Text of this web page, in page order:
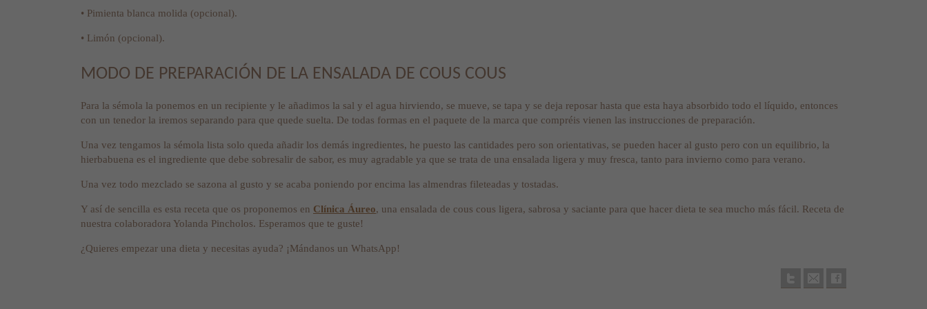
• Pimienta blanca molida (opcional).
• Limón (opcional).
MODO DE PREPARACIÓN DE LA ENSALADA DE COUS COUS
Para la sémola la ponemos en un recipiente y le añadimos la sal y el agua hirviendo, se mueve, se tapa y se deja reposar hasta que esta haya absorbido todo el líquido, entonces
con un tenedor la iremos separando para que quede suelta. De todas formas en el paquete de la marca que compréis vienen las instrucciones de preparación.
Una vez tengamos la sémola lista solo queda añadir los demás ingredientes, he puesto las cantidades pero son orientativas, se pueden hacer al gusto pero con un equilibrio, la
hierbabuena es el ingrediente que debe sobresalir de sabor, es muy agradable ya que se trata de una ensalada ligera y muy fresca, tanto para invierno como para verano.
Una vez todo mezclado se sazona al gusto y se acaba poniendo por encima las almendras fileteadas y tostadas.
Y así de sencilla es esta receta que os proponemos en Clínica Áureo, una ensalada de cous cous ligera, sabrosa y saciante para que hacer dieta te sea mucho más fácil. Receta de
nuestra colaboradora Yolanda Pincholos. Esperamos que te guste!
¿Quieres empezar una dieta y necesitas ayuda? ¡Mándanos un WhatsApp!